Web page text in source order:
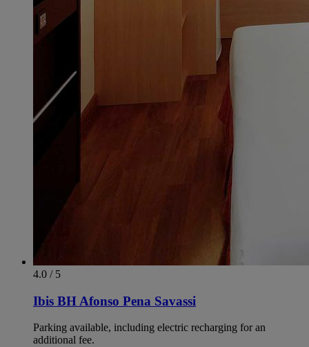
4.0 / 5
Ibis BH Afonso Pena Savassi
Parking available, including electric recharging for an
additional fee.